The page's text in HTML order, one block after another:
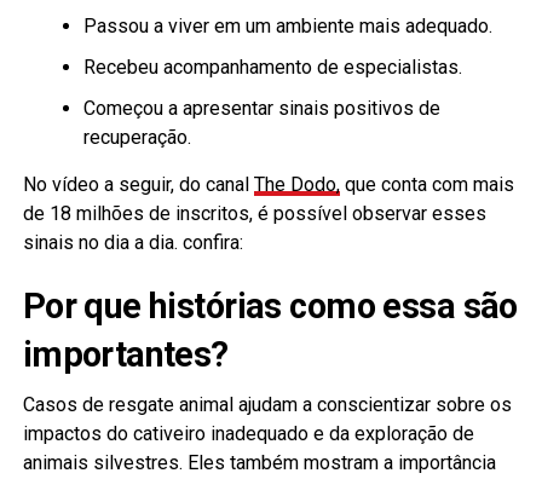
Passou a viver em um ambiente mais adequado.
Recebeu acompanhamento de especialistas.
Começou a apresentar sinais positivos de
recuperação.
No vídeo a seguir, do canal The Dodo,que conta com mais
de 18 milhões de inscritos, é possível observar esses
sinais no dia a dia. confira:
Por que histórias como essa são
importantes?
Casos de resgate animal ajudam a conscientizar sobre os
impactos do cativeiro inadequado e da exploração de
animais silvestres. Eles também mostram a importância